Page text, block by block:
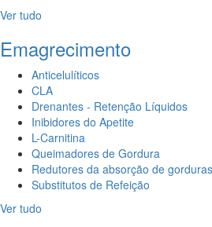
Ver tudo
Emagrecimento
Anticelulíticos
CLA
Drenantes - Retenção Líquidos
Inibidores do Apetite
L-Carnitina
Queimadores de Gordura
Redutores da absorção de
Substitutos de Refeição
Ver tudo